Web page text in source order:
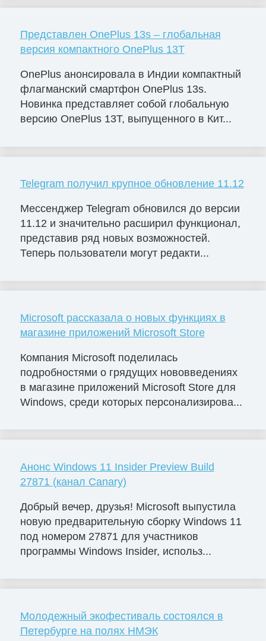
Представлен OnePlus 13s – глобальная
версия компактного OnePlus 13T
OnePlus анонсировала в Индии компактный
флагманский смартфон OnePlus 13s.
Новинка представляет собой глобальную
версию OnePlus 13T, выпущенного в Кит...
Telegram получил крупное обновление 11.12
Мессенджер Telegram обновился до версии
11.12 и значительно расширил функционал,
представив ряд новых возможностей.
Теперь пользователи могут редакти...
Microsoft рассказала о новых функциях в
магазине приложений Microsoft Store
Компания Microsoft поделилась
подробностями о грядущих нововведениях
в магазине приложений Microsoft Store для
Windows, среди которых персонализирова...
Анонс Windows 11 Insider Preview Build
27871 (канал Canary)
Добрый вечер, друзья! Microsoft выпустила
новую предварительную сборку Windows 11
под номером 27871 для участников
программы Windows Insider, использ...
Молодежный экофестиваль состоялся в
Петербурге на полях НМЭК